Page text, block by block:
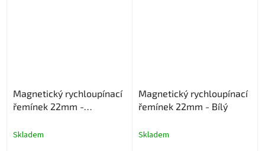
Magnetický rychloupínací
řemínek 22mm -
Skladem
Magnetický rychloupínací
řemínek 22mm - Bílý
Skladem